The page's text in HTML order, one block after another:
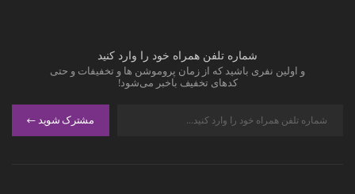
شماره تلفن همراه خود را وارد کنید
و اولین نفری باشید که از زمان پروموشن ها و تخفیفات و حتی
کدهای تخفیف باخبر می‌شود!
مشترک شوید